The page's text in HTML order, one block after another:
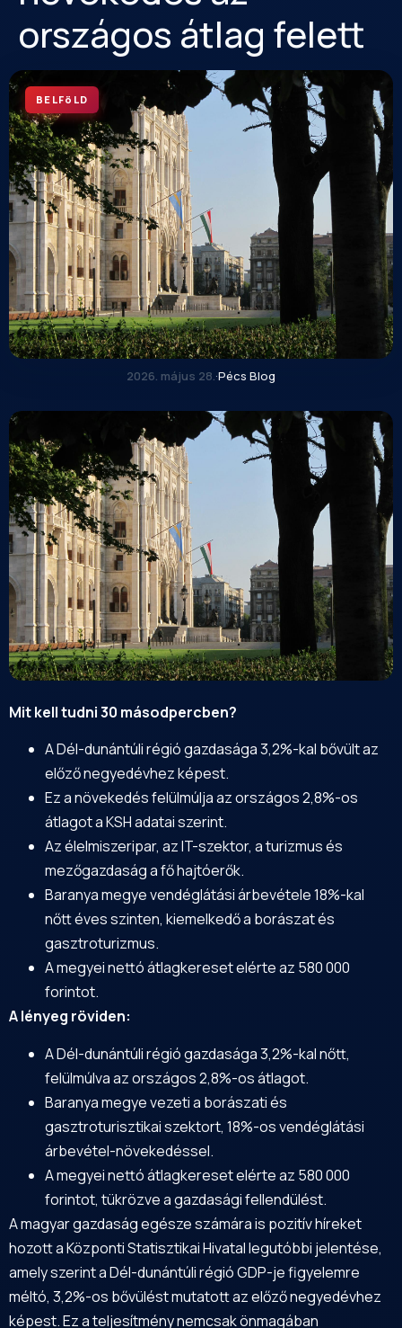
országos átlag felett
BELFöLD
2026. május 28.·Pécs Blog
Mit kell tudni 30 másodpercben?
A Dél-dunántúli régió gazdasága 3,2%-kal bővült az
előző negyedévhez képest.
Ez a növekedés felülmúlja az országos 2,8%-os
átlagot a KSH adatai szerint.
Az élelmiszeripar, az IT-szektor, a turizmus és
mezőgazdaság a fő hajtóerők.
Baranya megye vendéglátási árbevétele 18%-kal
nőtt éves szinten, kiemelkedő a borászat és
gasztroturizmus.
A megyei nettó átlagkereset elérte az 580 000
forintot.
A lényeg röviden:
A Dél-dunántúli régió gazdasága 3,2%-kal nőtt,
felülmúlva az országos 2,8%-os átlagot.
Baranya megye vezeti a borászati és
gasztroturisztikai szektort, 18%-os vendéglátási
árbevétel-növekedéssel.
A megyei nettó átlagkereset elérte az 580 000
forintot, tükrözve a gazdasági fellendülést.
A magyar gazdaság egésze számára is pozitív híreket
hozott a Központi Statisztikai Hivatal legutóbbi jelentése,
amely szerint a Dél-dunántúli régió GDP-je figyelemre
méltó, 3,2%-os bővülést mutatott az előző negyedévhez
képest. Ez a teljesítmény nemcsak önmagában